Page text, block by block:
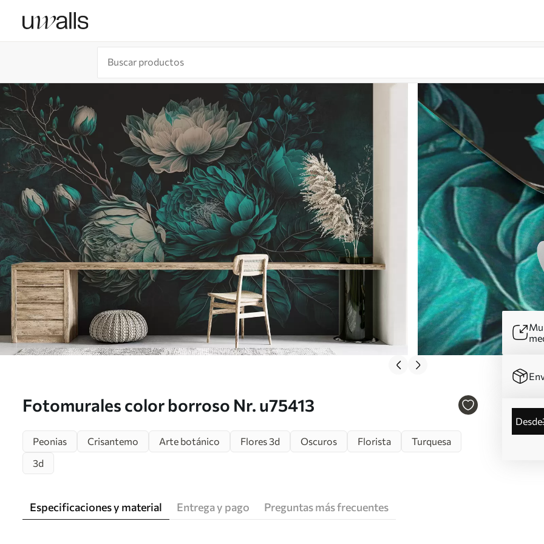
Fotomurales color borroso Nr. u75413
desde
Peonias
Crisantemo Arte botánico Flores 3d Oscuros Florista
Turquesa
3d
Especificaciones y material Entrega y pago Preguntas más frecuentes